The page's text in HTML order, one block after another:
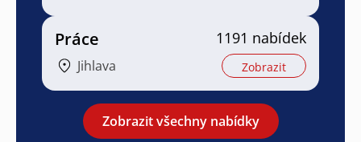
Práce
Jihlava
1191 nabídek
Zobrazit
Zobrazit všechny nabídky